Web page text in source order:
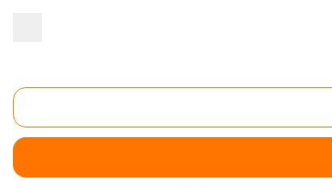
Ponçage de parquet cloué
ponçage de parquet cloué